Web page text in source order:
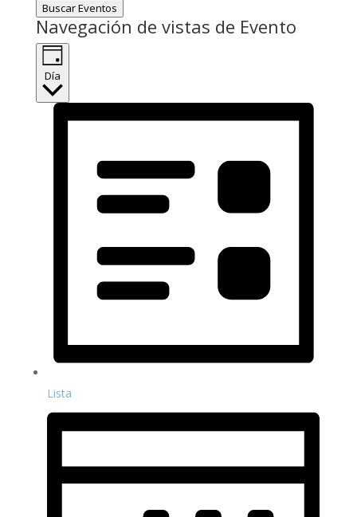
Buscar Eventos
Navegación de vistas de Evento
Día
Lista